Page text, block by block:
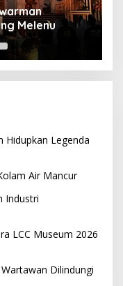
Kolam Air
Hidupkan Legenda
Air Mancur
Industri
LCC Museum 2026
Dilindungi